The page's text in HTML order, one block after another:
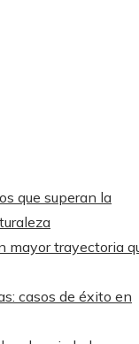
que superan la
mayor trayectoria
casos de éxito en